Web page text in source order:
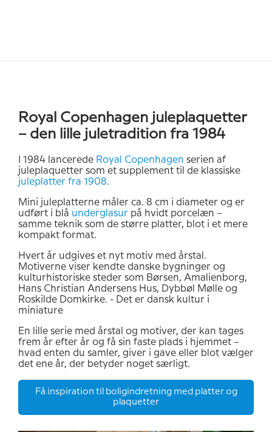
Royal Copenhagen juleplaquetter
– den lille juletradition fra 1984
I 1984 lancerede Royal Copenhagen serien af
juleplaquetter som et supplement til de klassiske
juleplatter fra 1908.
Mini juleplatterne måler ca. 8 cm i diameter og er
udført i blå underglasur på hvidt porcelæn –
samme teknik som de større platter, blot i et mere
kompakt format.
Hvert år udgives et nyt motiv med årstal.
Motiverne viser kendte danske bygninger og
kulturhistoriske steder som Børsen, Amalienborg,
Hans Christian Andersens Hus, Dybbøl Mølle og
Roskilde Domkirke. - Det er dansk kultur i
miniature
En lille serie med årstal og motiver, der kan tages
frem år efter år og få sin faste plads i hjemmet –
hvad enten du samler, giver i gave eller blot vælger
det ene år, der betyder noget særligt.
Få inspiration til boligindretning med platter og
plaquetter